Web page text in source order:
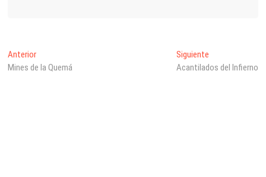
Navegación
de
AnteriorEntrada
anterior:
Mines de la Quemá
SiguienteEntrada
siguiente:
Acantilados del Infierno